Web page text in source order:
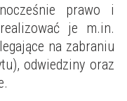
prawo i
je m.in.
na zabraniu
odwiedziny oraz